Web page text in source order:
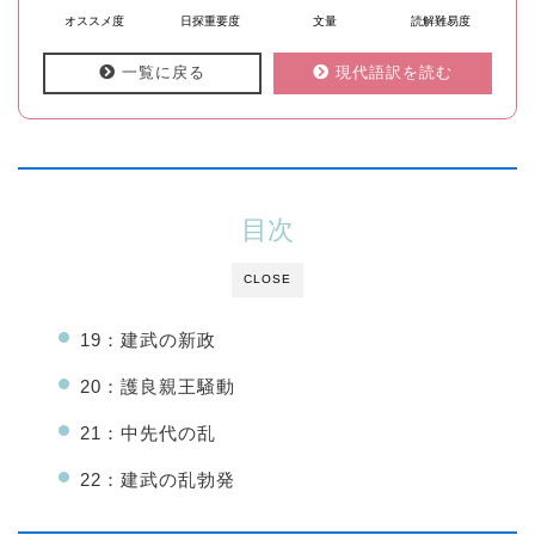
オススメ度 日探重要度 文量 読解難易度
一覧に戻る 現代語訳を読む
CLOSE
目次
19：建武の新政
20：護良親王騒動
21：中先代の乱
22：建武の乱勃発